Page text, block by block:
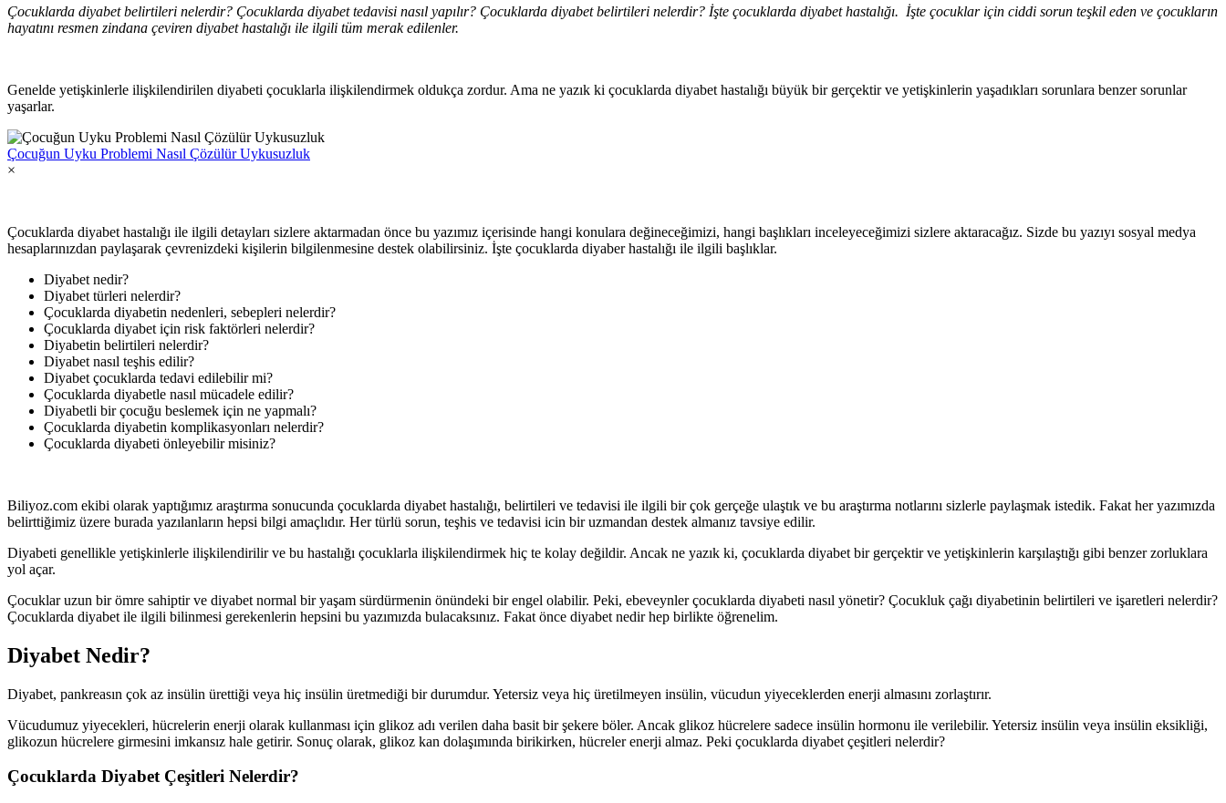
Çocuklarda diyabet belirtileri nelerdir? Çocuklarda diyabet tedavisi nasıl yapılır? Çocuklarda diyabet belirtileri nelerdir? İşte çocuklarda diyabet hastalığı. İşte çocuklar için ciddi sorun teşkil eden ve çocukların
hayatını resmen zindana çeviren diyabet hastalığı ile ilgili tüm merak edilenler.
Genelde yetişkinlerle ilişkilendirilen diyabeti çocuklarla ilişkilendirmek oldukça zordur. Ama ne yazık ki çocuklarda diyabet hastalığı büyük bir gerçektir ve yetişkinlerin yaşadıkları sorunlara benzer sorunlar
yaşarlar.
Çocuğun Uyku Problemi Nasıl Çözülür Uykusuzluk
×
Çocuklarda diyabet hastalığı ile ilgili detayları sizlere aktarmadan önce bu yazımız içerisinde hangi konulara değineceğimizi, hangi başlıkları inceleyeceğimizi sizlere aktaracağız. Sizde bu yazıyı sosyal medya
hesaplarınızdan paylaşarak çevrenizdeki kişilerin bilgilenmesine destek olabilirsiniz. İşte çocuklarda diyaber hastalığı ile ilgili başlıklar.
Diyabet nedir?
Diyabet türleri nelerdir?
Çocuklarda diyabetin nedenleri, sebepleri nelerdir?
Çocuklarda diyabet için risk faktörleri nelerdir?
Diyabetin belirtileri nelerdir?
Diyabet nasıl teşhis edilir?
Diyabet çocuklarda tedavi edilebilir mi?
Çocuklarda diyabetle nasıl mücadele edilir?
Diyabetli bir çocuğu beslemek için ne yapmalı?
Çocuklarda diyabetin komplikasyonları nelerdir?
Çocuklarda diyabeti önleyebilir misiniz?
Biliyoz.com ekibi olarak yaptığımız araştırma sonucunda çocuklarda diyabet hastalığı, belirtileri ve tedavisi ile ilgili bir çok gerçeğe ulaştık ve bu araştırma notlarını sizlerle paylaşmak istedik. Fakat her yazımızda
belirttiğimiz üzere burada yazılanların hepsi bilgi amaçlıdır. Her türlü sorun, teşhis ve tedavisi icin bir uzmandan destek almanız tavsiye edilir.
Diyabeti genellikle yetişkinlerle ilişkilendirilir ve bu hastalığı çocuklarla ilişkilendirmek hiç te kolay değildir. Ancak ne yazık ki, çocuklarda diyabet bir gerçektir ve yetişkinlerin karşılaştığı gibi benzer zorluklara
yol açar.
Çocuklar uzun bir ömre sahiptir ve diyabet normal bir yaşam sürdürmenin önündeki bir engel olabilir. Peki, ebeveynler çocuklarda diyabeti nasıl yönetir? Çocukluk çağı diyabetinin belirtileri ve işaretleri nelerdir?
Çocuklarda diyabet ile ilgili bilinmesi gerekenlerin hepsini bu yazımızda bulacaksınız. Fakat önce diyabet nedir hep birlikte öğrenelim.
Diyabet Nedir?
Diyabet, pankreasın çok az insülin ürettiği veya hiç insülin üretmediği bir durumdur. Yetersiz veya hiç üretilmeyen insülin, vücudun yiyeceklerden enerji almasını zorlaştırır.
Vücudumuz yiyecekleri, hücrelerin enerji olarak kullanması için glikoz adı verilen daha basit bir şekere böler. Ancak glikoz hücrelere sadece insülin hormonu ile verilebilir. Yetersiz insülin veya insülin eksikliği,
glikozun hücrelere girmesini imkansız hale getirir. Sonuç olarak, glikoz kan dolaşımında birikirken, hücreler enerji almaz. Peki çocuklarda diyabet çeşitleri nelerdir?
Çocuklarda Diyabet Çeşitleri Nelerdir?